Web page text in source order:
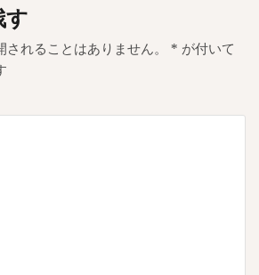
す
れることはありません。 * が付いて